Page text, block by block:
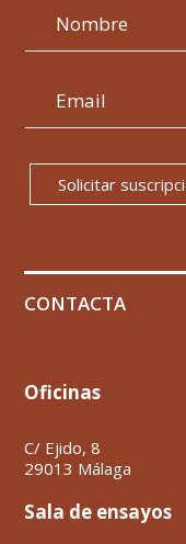
Solicitar
CONTACTA
Oficinas
C/ Ejido, 8
29013 Málaga
Sala de ensayos